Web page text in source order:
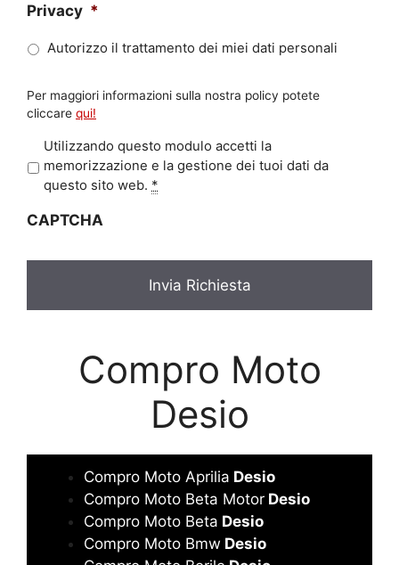
Privacy *
Autorizzo il trattamento dei miei dati personali
Per maggiori informazioni sulla nostra policy potete
cliccare qui!
r
a
y
Utilizzando questo modulo accetti la
memorizzazione e la gestione dei tuoi dati da
questo sito web. *
CAPTCHA
Compro Moto
Desio
Compro Moto Aprilia Desio
Compro Moto Beta Motor Desio
Compro Moto Beta Desio
Compro Moto Bmw Desio